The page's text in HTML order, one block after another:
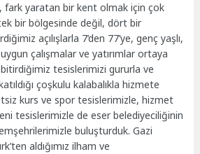
fark yaratan bir kent olmak için çok
bir bölgesinde değil, dört bir
açılışlarla 7’den 77’ye, genç yaşlı,
çalışmalar ve yatırımlar ortaya
bitirdiğimiz tesislerimizi gururla ve
çoşkulu kalabalıkla hizmete
kurs ve spor tesislerimizle, hizmet
tesislerimizle de eser belediyeciliğinin
buluşturduk. Gazi
aldığımız ilham ve